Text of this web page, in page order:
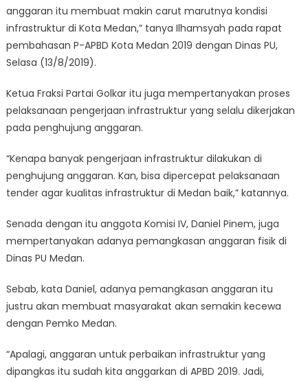
anggaran itu membuat makin carut marutnya kondisi
infrastruktur di Kota Medan,” tanya Ilhamsyah pada rapat
pembahasan P-APBD Kota Medan 2019 dengan Dinas PU,
Selasa (13/8/2019).
Ketua Fraksi Partai Golkar itu juga mempertanyakan proses
pelaksanaan pengerjaan infrastruktur yang selalu dikerjakan
pada penghujung anggaran.
“Kenapa banyak pengerjaan infrastruktur dilakukan di
penghujung anggaran. Kan, bisa dipercepat pelaksanaan
tender agar kualitas infrastruktur di Medan baik,” katannya.
Senada dengan itu anggota Komisi IV, Daniel Pinem, juga
mempertanyakan adanya pemangkasan anggaran fisik di
Dinas PU Medan.
Sebab, kata Daniel, adanya pemangkasan anggaran itu
justru akan membuat masyarakat akan semakin kecewa
dengan Pemko Medan.
“Apalagi, anggaran untuk perbaikan infrastruktur yang
dipangkas itu sudah kita anggarkan di APBD 2019. Jadi,